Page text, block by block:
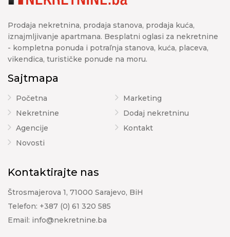
Prodaja nekretnina, prodaja stanova, prodaja kuća,
iznajmljivanje apartmana. Besplatni oglasi za nekretnine
- kompletna ponuda i potraľnja stanova, kuća, placeva,
vikendica, turističke ponude na moru.
Sajtmapa
Početna
Nekretnine
Agencije
Novosti
Marketing
Dodaj nekretninu
Kontakt
Kontaktirajte nas
Štrosmajerova 1, 71000 Sarajevo, BiH
Telefon: +387 (0) 61 320 585
Email: info@nekretnine.ba